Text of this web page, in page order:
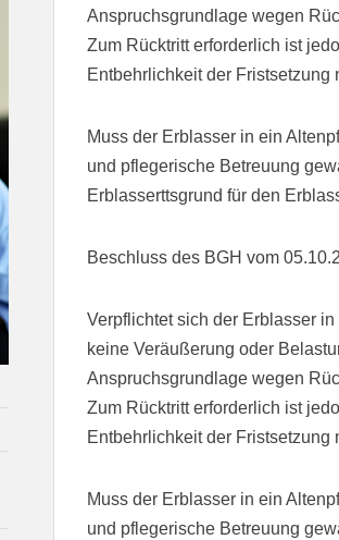
Anspruchsgrundlage wegen
Zum Rücktritt erforderlich ist
Entbehrlichkeit der Fristsetzung
Muss der Erblasser in ein
und pflegerische Betreuung
Erblasserttsgrund für den
Beschluss des BGH vom
Verpflichtet sich der Erblasser
keine Veräußerung oder
Anspruchsgrundlage wegen
Zum Rücktritt erforderlich ist
Entbehrlichkeit der Fristsetzung
Muss der Erblasser in ein
und pflegerische Betreuung